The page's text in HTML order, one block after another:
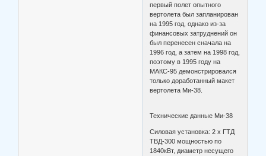
первый полет опытного
вертолета был запланирован
на 1995 год, однако из-за
финансовых затруднений он
был перенесен сначала на
1996 год, а затем на 1998 год,
поэтому в 1995 году на
МАКС-95 демонстрировался
только доработанный макет
вертолета Ми-38.
Технические данные Ми-38
Силовая установка: 2 x ГТД
ТВД-300 мощностью по
1840кВт, диаметр несущего